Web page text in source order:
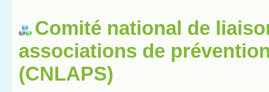
Comité national de
associations de
(CNLAPS)